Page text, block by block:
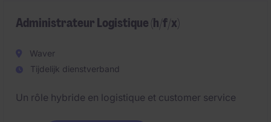
Administrateur Logistique (h/f/x)
Waver
Tijdelijk dienstverband
Un rôle hybride en logistique et customer service